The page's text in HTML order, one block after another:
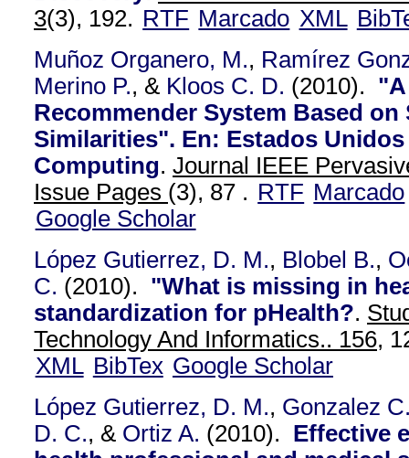
3(3), 192. RTF Marcado XML
Muñoz Organero, M., Ramírez
Merino P., & Kloos C. D. (2010).
Recommender System Based on
Similarities". En: Estados Unidos
Computing. Journal IEEE
Issue Pages (3), 87 . RTF Marcado
Google Scholar
López Gutierrez, D. M., Blobel B.,
C. (2010). "What is missing in
standardization for pHealth?.
Technology And Informatics.. 156,
XML BibTex Google Scholar
López Gutierrez, D. M., Gonzalez
D. C., & Ortiz A. (2010). Effective